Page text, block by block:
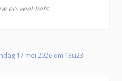
en veel liefs
17 mei 2026 om 13u23